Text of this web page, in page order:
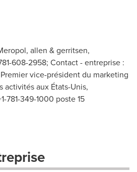
allen & gerritsen,
608-2958; Contact - entreprise :
vice-président du marketing
aux États-Unis,
781-349-1000 poste 15